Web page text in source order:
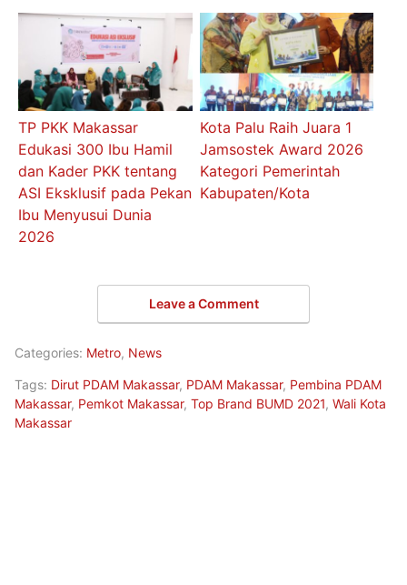
TP PKK Makassar
Edukasi 300 Ibu Hamil
dan Kader PKK tentang
ASI Eksklusif pada Pekan
Ibu Menyusui Dunia
2026
Kota Palu Raih Juara 1
Jamsostek Award 2026
Kategori Pemerintah
Kabupaten/Kota
Leave a Comment
Categories: Metro, News
Tags: Dirut PDAM Makassar, PDAM Makassar, Pembina PDAM
Makassar, Pemkot Makassar, Top Brand BUMD 2021, Wali Kota
Makassar